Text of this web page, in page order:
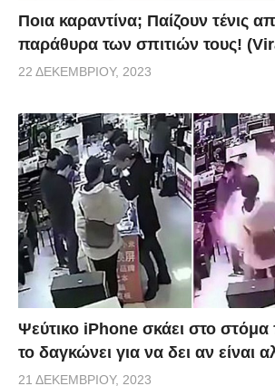
Ποια καραντίνα; Παίζουν τένις
παράθυρα των σπιτιών τους!
22 ΔΕΚΕΜΒΡΊΟΥ, 2023
Ψεύτικο iPhone σκάει στο στόμα
το δαγκώνει για να δει αν είναι
21 ΔΕΚΕΜΒΡΊΟΥ, 2023